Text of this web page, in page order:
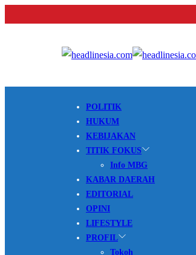
POLITIK
HUKUM
KEBIJAKAN
TITIK FOKUS
Info MBG
KABAR DAERAH
EDITORIAL
OPINI
LIFESTYLE
PROFIL
Tokoh